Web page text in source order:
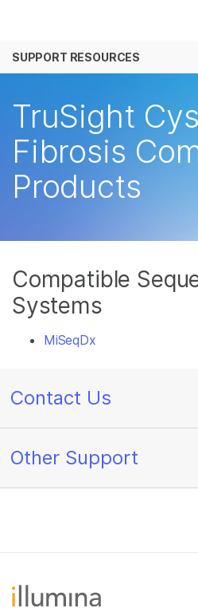
解决方案
公司
支持
SUPPORT RESOURCES
TruSight
Fibrosis
Products
Compatible
Systems
MiSeqDx
Contact Us
Other Support
查看更多相关内容。选择
微生物学
农业基因组学
复杂疾病